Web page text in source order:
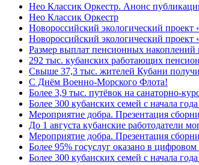
Нео Классик Оркестр. Анонс
Нео Классик Оркестр
Новороссийский экологический
Новороссийский экологический
Размер выплат пенсионных накоплений
292 тыс. кубанских работающих
Свыше 37,3 тыс. жителей Кубани
C Днём Военно-Морского Флота!
Более 3,9 тыс. путёвок на санаторно-
Более 300 кубанских семей с начала
Мероприятие добра. Презентация
До 1 августа кубанские работодатели
Мероприятие добра. Презентация
Более 95% госуслуг оказано в
Более 300 кубанских семей с начала